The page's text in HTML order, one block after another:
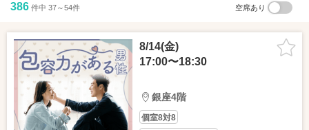
386 件中 37～54件 空席あり
8/14(金)
17:00〜18:30
銀座4階
個室8対8